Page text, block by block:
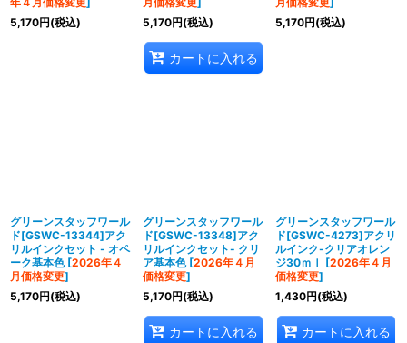
5,170円(税込)
5,170円(税込)
カートに入れる
5,170円(税込)
グリーンスタッフワール
ド[GSWC-13344]アク
リルインクセット - オペ
ーク基本色 [2026年４
月価格変更]
5,170円(税込)
グリーンスタッフワール
ド[GSWC-13348]アク
リルインクセット- クリ
ア基本色 [2026年４月
価格変更]
5,170円(税込)
カートに入れる
グリーンスタッフワール
ド[GSWC-4273]アクリ
ルインク-クリアオレン
ジ30ｍｌ [2026年４月
価格変更]
1,430円(税込)
カートに入れる